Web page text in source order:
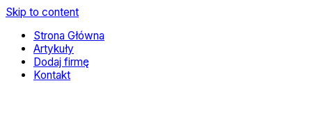
Skip to content
Strona Główna
Artykuły
Dodaj firmę
Kontakt